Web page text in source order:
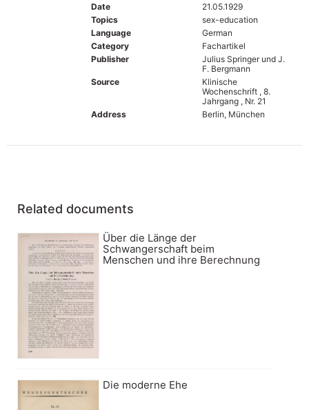
Date
21.05.1929
Topics
sex-education
Language
German
Category
Fachartikel
Publisher
Julius Springer und J.
F. Bergmann
Source
Klinische
Wochenschrift , 8.
Jahrgang , Nr. 21
Address
Berlin, München
Related documents
Über die Länge der
Schwangerschaft beim
Menschen und ihre Berechnung
Die moderne Ehe